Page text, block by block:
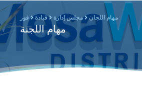
فور قيادة مجلس إدارة مهام اللجان
مهام اللجنة